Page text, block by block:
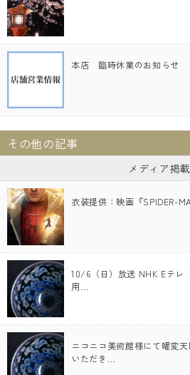
本店 臨時休業のお知らせ
その他の記事
メディア掲載
衣装提供：映画『SPIDER-
10/6（日）放送 NHK Eテレ
用…
ニコニコ美術館様にて曜変
いただき…